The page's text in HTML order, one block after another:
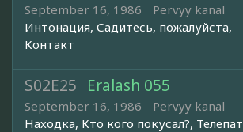
September 16, 1986
Pervyy kanal
Интонация, Садитесь, пожалуйста,
Контакт
S02E25 Eralash 055
September 16, 1986
Pervyy kanal
Находка, Кто кого покусал?, Телепат